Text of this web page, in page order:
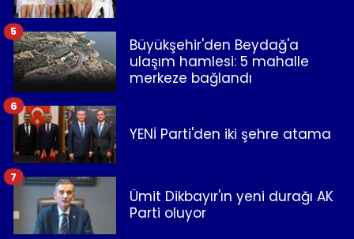
Büyükşehir'den Beydağ'a
ulaşım hamlesi: 5 mahalle
merkeze bağlandı
5
YENİ Parti'den iki şehre atama
6
Ümit Dikbayır'ın yeni durağı AK
Parti oluyor
7